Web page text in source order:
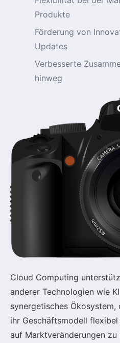
Produkte
Förderung von
Updates
Verbesserte
hinweg
Cloud Computing
anderer Technologien wie
synergetisches Ökosystem,
ihr Geschäftsmodell
auf Marktveränderungen